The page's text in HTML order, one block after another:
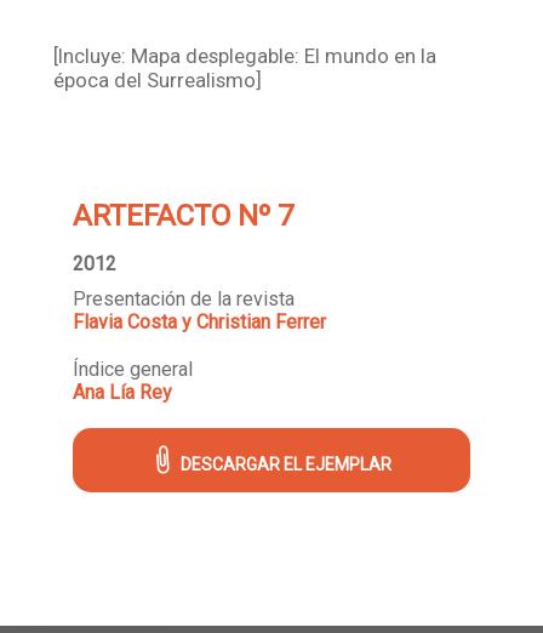
[Incluye: Mapa desplegable: El mundo en la
época del Surrealismo]
ARTEFACTO Nº 7
2012
Presentación de la revista
Flavia Costa y Christian Ferrer
Índice general
Ana Lía Rey
DESCARGAR EL EJEMPLAR